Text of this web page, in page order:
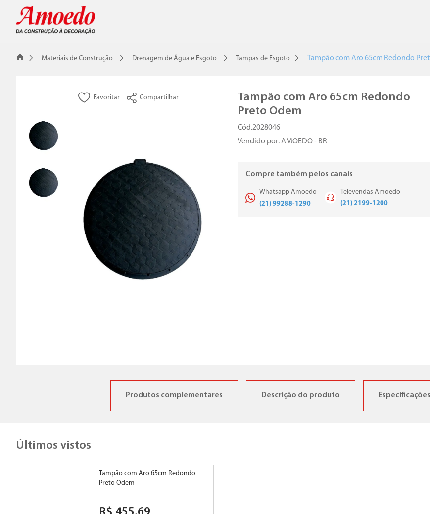
Materiais de Construção Drenagem de Água e Esgoto Tampas de Esgoto Tampão com Aro 65cm Redondo
Compartilhar
Tampão com Aro 65cm Redondo
Preto Odem
2028046
Vendido por:AMOEDO - BR
Compre também pelos canais
Whatsapp Amoedo
(21) 99288-1290
Televendas Amoedo
(21) 2199-1200
Produtos complementares Descrição do produto
Últimos vistos
Tampão com Aro 65cm Redondo
Preto Odem